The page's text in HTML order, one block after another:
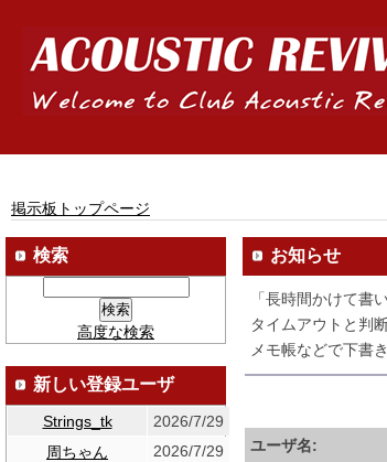
掲示板トップページ
お知らせ
「長時間かけて書
タイムアウトと判
メモ帳などで下書
ユーザ名:
検索
高度な検索
新しい登録ユーザ
Strings_tk
2026/7/29
周ちゃん
2026/7/29